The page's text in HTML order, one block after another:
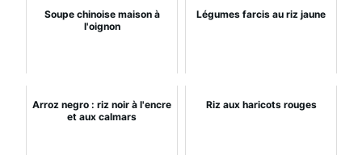
Soupe chinoise maison à
l'oignon
Légumes farcis au riz jaune
Arroz negro : riz noir à l'encre
et aux calmars
Riz aux haricots rouges